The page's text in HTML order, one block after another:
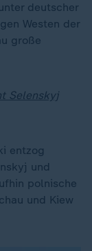
deutscher
Westen der
große
Selenskyj
entzog
und
polnische
und Kiew